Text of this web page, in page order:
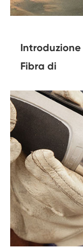
Introduzione
Fibra di